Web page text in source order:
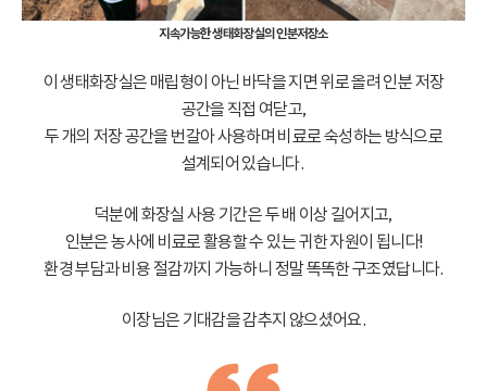
지속가능한 생태화장실의 인분저장소
이 생태화장실은 매립형이 아닌 바닥을 지면 위로 올려 인분 저장
공간을 직접 여닫고,
두 개의 저장 공간을 번갈아 사용하며 비료로 숙성하는 방식으로
설계되어 있습니다.
덕분에 화장실 사용 기간은 두 배 이상 길어지고,
인분은 농사에 비료로 활용할 수 있는 귀한 자원이 됩니다!
환경 부담과 비용 절감까지 가능하니 정말 똑똑한 구조였답니다.
이장님은 기대감을 감추지 않으셨어요.